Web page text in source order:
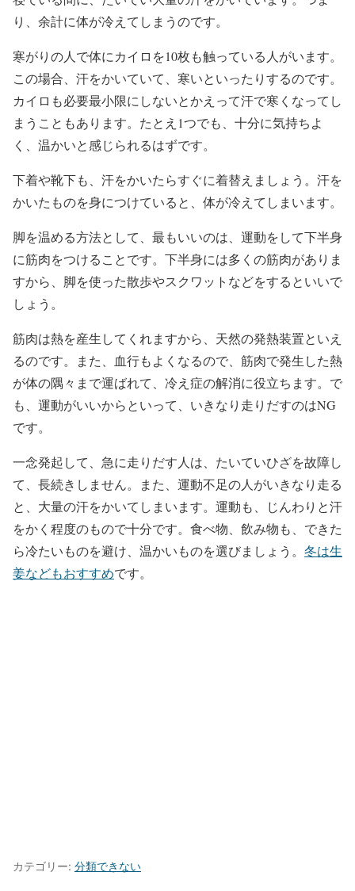
り、余計に体が冷えてしまうのです。
寒がりの人で体にカイロを10枚も触っている人がいます。
この場合、汗をかいていて、寒いといったりするのです。
カイロも必要最小限にしないとかえって汗で寒くなってし
まうこともあります。たとえ1つでも、十分に気持ちよ
く、温かいと感じられるはずです。
下着や靴下も、汗をかいたらすぐに着替えましょう。汗を
かいたものを身につけていると、体が冷えてしまいます。
脚を温める方法として、最もいいのは、運動をして下半身
に筋肉をつけることです。下半身には多くの筋肉がありま
すから、脚を使った散歩やスクワットなどをするといいで
しょう。
筋肉は熱を産生してくれますから、天然の発熱装置といえ
るのです。また、血行もよくなるので、筋肉で発生した熱
が体の隅々まで運ばれて、冷え症の解消に役立ちます。で
も、運動がいいからといって、いきなり走りだすのはNG
です。
一念発起して、急に走りだす人は、たいていひざを故障し
て、長続きしません。また、運動不足の人がいきなり走る
と、大量の汗をかいてしまいます。運動も、じんわりと汗
をかく程度のもので十分です。食べ物、飲み物も、できた
ら冷たいものを避け、温かいものを選びましょう。 冬は生
姜などもおすすめです。
カテゴリー: 分類できない